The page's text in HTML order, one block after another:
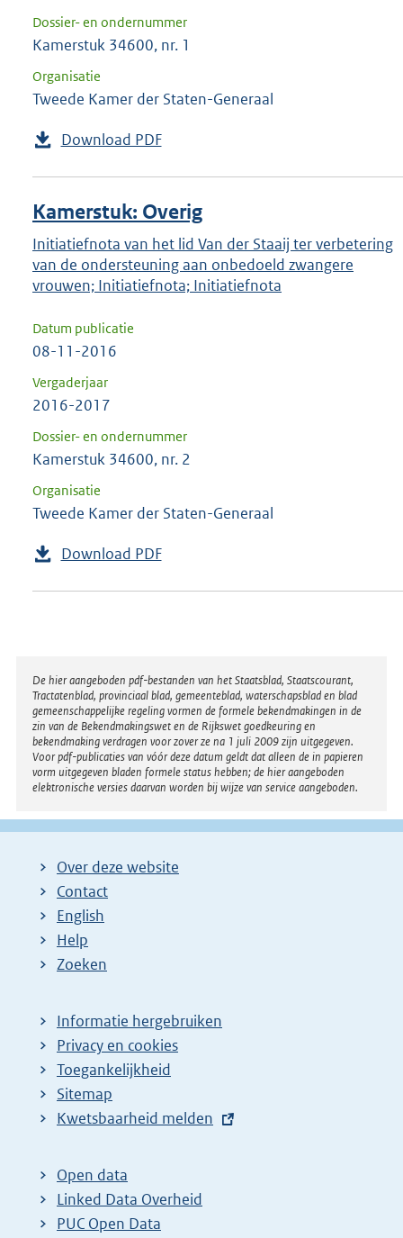
Dossier- en ondernummer
Kamerstuk 34600, nr. 1
Organisatie
Tweede Kamer der Staten-Generaal
Download PDF
Kamerstuk: Overig
Initiatiefnota van het lid Van der Staaij ter verbetering
van de ondersteuning aan onbedoeld zwangere
vrouwen; Initiatiefnota; Initiatiefnota
Datum publicatie
08-11-2016
Vergaderjaar
2016-2017
Dossier- en ondernummer
Kamerstuk 34600, nr. 2
Organisatie
Tweede Kamer der Staten-Generaal
Download PDF
Disclaimer
De hier aangeboden pdf-bestanden van het Staatsblad, Staatscourant,
Tractatenblad, provinciaal blad, gemeenteblad, waterschapsblad en blad
gemeenschappelijke regeling vormen de formele bekendmakingen in de
zin van de Bekendmakingswet en de Rijkswet goedkeuring en
bekendmaking verdragen voor zover ze na 1 juli 2009 zijn uitgegeven.
Voor pdf-publicaties van vóór deze datum geldt dat alleen de in papieren
vorm uitgegeven bladen formele status hebben; de hier aangeboden
elektronische versies daarvan worden bij wijze van service aangeboden.
Over deze website
Contact
English
Help
Zoeken
Informatie hergebruiken
Privacy en cookies
Toegankelijkheid
Sitemap
E
t
e
r
Kwetsbaarheid melden
Open data
Linked Data Overheid
PUC Open Data